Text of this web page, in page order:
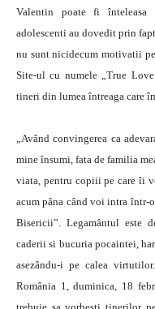
Valentin poate fi
adolescenti au dovedit prin
nu sunt nicidecum motivatii
Site-ul cu numele „True
tineri din lumea întreaga care
„Având convingerea ca
mine însumi, fata de familia
viata, pentru copiii pe care îi
acum pâna când voi intra într-
Bisericii”. Legamântul este
caderii si bucuria pocaintei,
asezându-i pe calea
România 1, duminica, 18